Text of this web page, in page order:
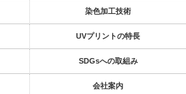
染色加工技術
UVプリントの特長
SDGsへの取組み
会社案内